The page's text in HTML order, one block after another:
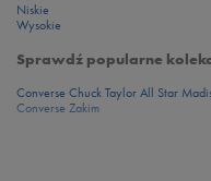
Niskie
Wysokie
Sprawdź popularne
Converse Chuck Taylor All Star
Converse Zakim